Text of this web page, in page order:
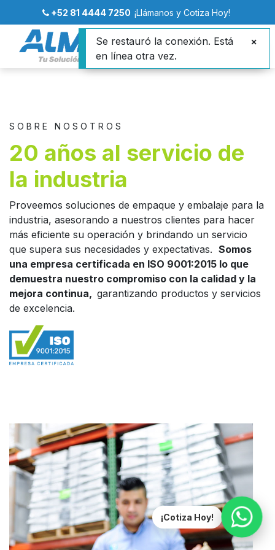
+52 81 4444 7250 ¡Llámanos y Cotiza Hoy!
S O B R E N O S O T R O S
20 años al servicio de
la industria
Proveemos soluciones de empaque y embalaje para la
industria, asesorando a nuestros clientes para hacer
más eficiente su operación y brindando un servicio
que supera sus necesidades y expectativas. Somos
una empresa certificada en ISO 9001:2015 lo que
demuestra nuestro compromiso con la calidad y la
mejora continua, garantizando productos y servicios
de excelencia.
¡Cotiza Hoy!
Se restauró la conexión. Está
en línea otra vez.